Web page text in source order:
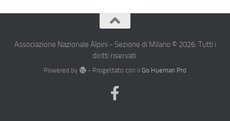
Associazione Nazionale Alpini - Sezione di Milano © 2026. Tutti i
diritti riservati.
Powered by - Progettato con il Go Hueman Pro